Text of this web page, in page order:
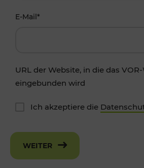
E-Mail*
URL der Website, in die das
eingebunden wird
Ich akzeptiere die
WEITER